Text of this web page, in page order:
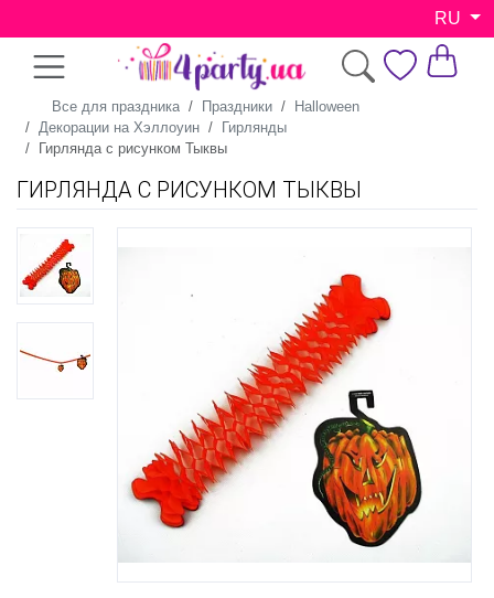
RU
Все для праздника Праздники
Halloween
Декорации на Хэллоуин
Гирлянды
Гирлянда с рисунком Тыквы
ГИРЛЯНДА С РИСУНКОМ ТЫКВЫ